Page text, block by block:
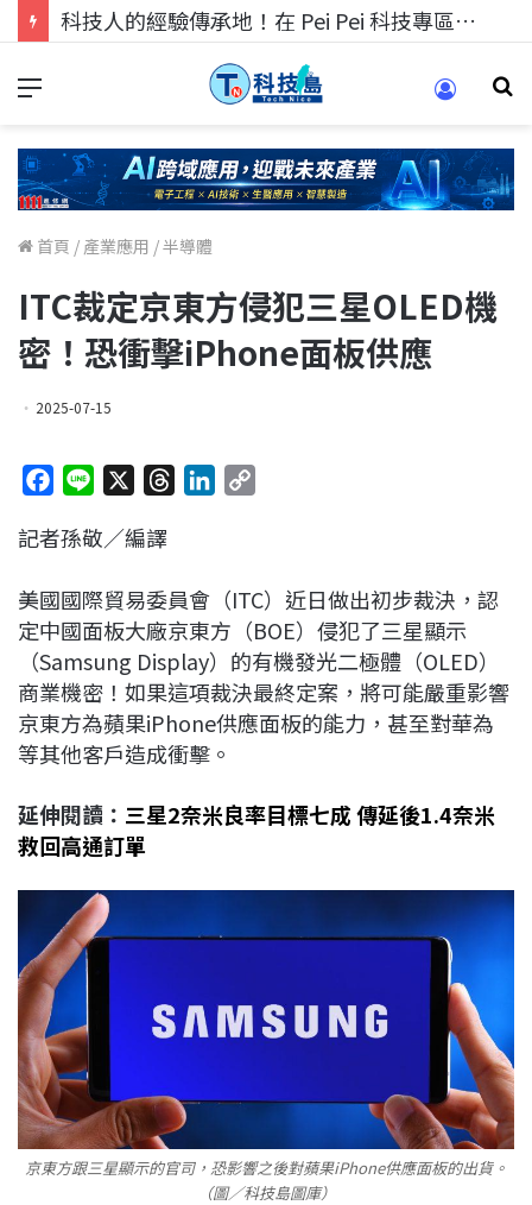
科技人的經驗傳承地！在 Pei Pei 科技專區，與學弟妹交流最硬核的技術
首頁 / 產業應用 /半導體
ITC裁定京東方侵犯三星OLED機
密！恐衝擊iPhone面板供應
2025-07-15
c
b
o
o
k
n
a
d
s
e
d
I
n
L
i
n
k
記者孫敬／編譯
美國國際貿易委員會（ITC）近日做出初步裁決，認
定中國面板大廠京東方（BOE）侵犯了三星顯示
（Samsung Display）的有機發光二極體（OLED）
商業機密！如果這項裁決最終定案，將可能嚴重影響
京東方為蘋果iPhone供應面板的能力，甚至對華為
等其他客戶造成衝擊。
延伸閱讀： 三星2奈米良率目標七成 傳延後1.4奈米
救回高通訂單
京東方跟三星顯示的官司，恐影響之後對蘋果iPhone供應面板的出貨。
（圖／科技島圖庫）